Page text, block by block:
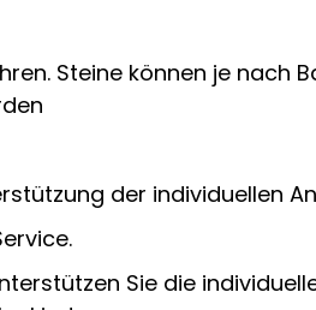
Steine ​​können je nach
der individuellen
Sie die